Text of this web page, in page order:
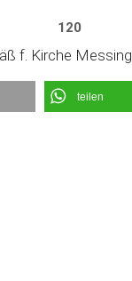
120
f. Kirche
teilen